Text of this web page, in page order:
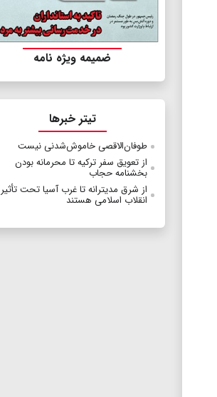
ضمیمه ویژه نامه
تیتر خبرها
طوفان‌الاقصی خاموش‌شدنی نیست
از تعویق سفر ترکیه تا محرمانه بودن
بخشنامه حجاب
از شرق مدیترانه تا غرب آسیا تحت تأثیر
انقلاب اسلامی هستند